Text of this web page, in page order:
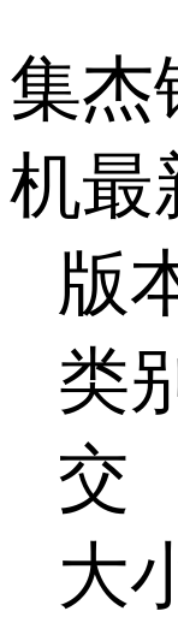
集杰
机最
版
类
交
大